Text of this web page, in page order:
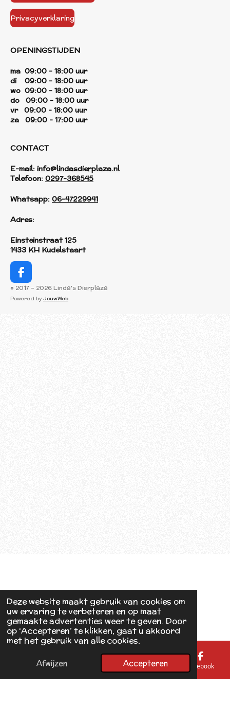
Deze website maakt gebruik van cookies om
uw ervaring te verbeteren en op maat
gemaakte advertenties weer te geven. Door
op ‘Accepteren’ te klikken, gaat u akkoord
met het gebruik van alle cookies.
Afwijzen Accepteren
Privacyverklaring
OPENINGSTIJDEN
ma 09:00 - 18:00 uur
di 09:00 - 18:00 uur
wo 09:00 - 18:00 uur
do 09:00 - 18:00 uur
vr 09:00 - 18:00 uur
za 09:00 - 17:00 uur
CONTACT
E-mail: info@lindasdierplaza.nl
Telefoon: 0297-368545
Whatsapp: 06-47229941
Adres:
Einsteinstraat 125
1433 KH Kudelstaart
F
a
c
© 2017 - 2026 Linda's Dierplaza
Powered by JouwWeb
E-mailadres Kaart Facebook